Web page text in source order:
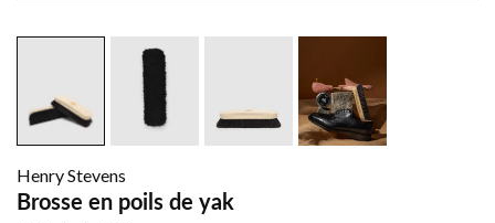
Henry Stevens
Brosse en poils de yak